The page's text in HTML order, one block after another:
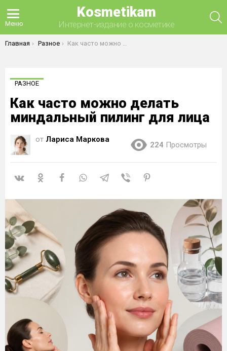
Меню
Kosmetikam
Интернет-издание о косметике
Вы здесь:
Главная Разное Как часто можно делать миндальный пилинг для лица
РАЗНОЕ
Как часто можно делать
миндальный пилинг для лица
от Лариса Маркова
224 Просмотры